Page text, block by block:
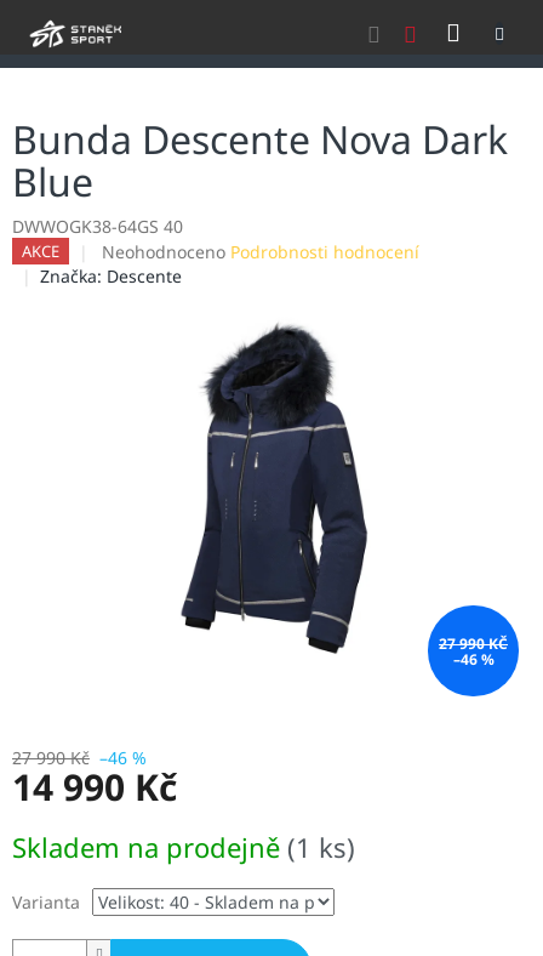
Bunda Descente Nova Dark
Blue
DWWOGK38-64GS 40
AKCE
Průměrné
hodnocení
Neohodnoceno Podrobnosti hodnocení
Značka: Descente
27 990 KČ
–46 %
27 990 Kč –46 %
14 990 Kč
cena:
Skladem na prodejně (1 ks)
Varianta